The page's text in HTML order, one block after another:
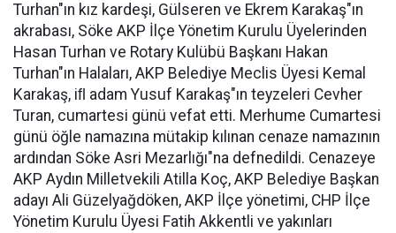
Turhan"ın kız kardeşi, Gülseren ve Ekrem Karakaş"ın
akrabası, Söke AKP İlçe Yönetim Kurulu Üyelerinden
Hasan Turhan ve Rotary Kulübü Başkanı Hakan
Turhan"ın Halaları, AKP Belediye Meclis Üyesi Kemal
Karakaş, iﬂ adam Yusuf Karakaş"ın teyzeleri Cevher
Turan, cumartesi günü vefat etti. Merhume Cumartesi
günü öğle namazına mütakip kılınan cenaze namazının
ardından Söke Asri Mezarlığı"na defnedildi. Cenazeye
AKP Aydın Milletvekili Atilla Koç, AKP Belediye Başkan
adayı Ali Güzelyağdöken, AKP İlçe yönetimi, CHP İlçe
Yönetim Kurulu Üyesi Fatih Akkentli ve yakınları